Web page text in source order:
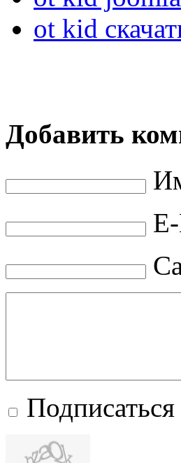
ot kid
Добавить